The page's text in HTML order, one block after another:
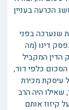
הכרעה בעניין
שנערכה בפני
דינו (מה
הדין המקביל
כלפי דוד,
עיסקת מכירת
שאילו היה הרב
קיזוז אותם